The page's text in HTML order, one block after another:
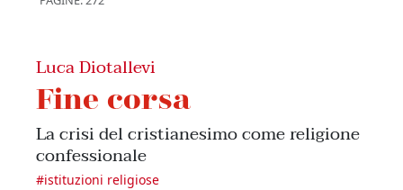
Luca Diotallevi
Fine corsa
La crisi del cristianesimo come religione
confessionale
#istituzioni religiose